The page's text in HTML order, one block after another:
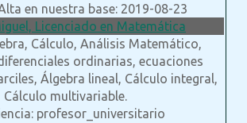
en nuestra base: 2019-08-23
Licenciado en Matemática
Cálculo, Análisis Matemático,
ordinarias, ecuaciones
Álgebra lineal, Cálculo integral,
Cálculo multivariable.
profesor_universitario